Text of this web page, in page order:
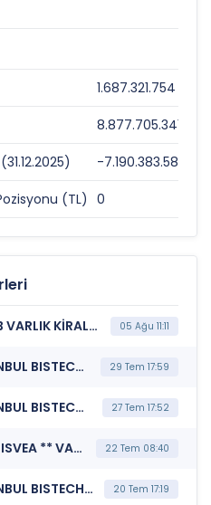
1.687.321.754
8.877.705.341
-7.190.383.587
(TL) 0
***ZKBVR ** BALSU*** ZKB VARLIK KİRALAMA A.Ş. (Pay Dışında Sermaye Piyasası Aracı İşlemlerine İlişkin Bildirim (Faizsiz)) 05 Ağu 11:11
***BALSU*** BORSA İSTANBUL BISTECH DEVRE KESİCİ UYGULAMASI (Pay Bazında Devre Kesici Bildirimi) 29 Tem 17:59
***BALSU*** BORSA İSTANBUL BISTECH DEVRE KESİCİ UYGULAMASI (Pay Bazında Devre Kesici Bildirimi) 27 Tem 17:52
***TLY ** TVB ** VAKFN ** ISVEA ** VAKBN ** MANAS ** KUYAS ** HGJ ** SSAAT ** BALSU*** KAMUYU AYDINLATMA PLATFORMU (Kamuyu Aydınlatma Platformu Duyurusu) 22 Tem 08:40
***BALSU*** BORSA İSTANBUL BISTECH DEVRE KESİCİ UYGULAMASI (Pay Bazında Devre Kesici Bildirimi) 20 Tem 17:19